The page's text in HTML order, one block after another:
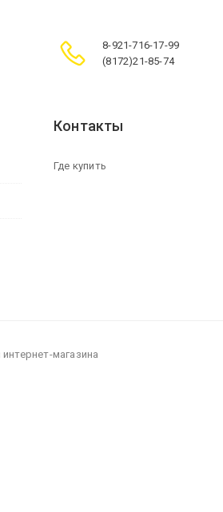
8-921-716-17-99
(8172)21-85-74
Контакты
Где купить
магазина